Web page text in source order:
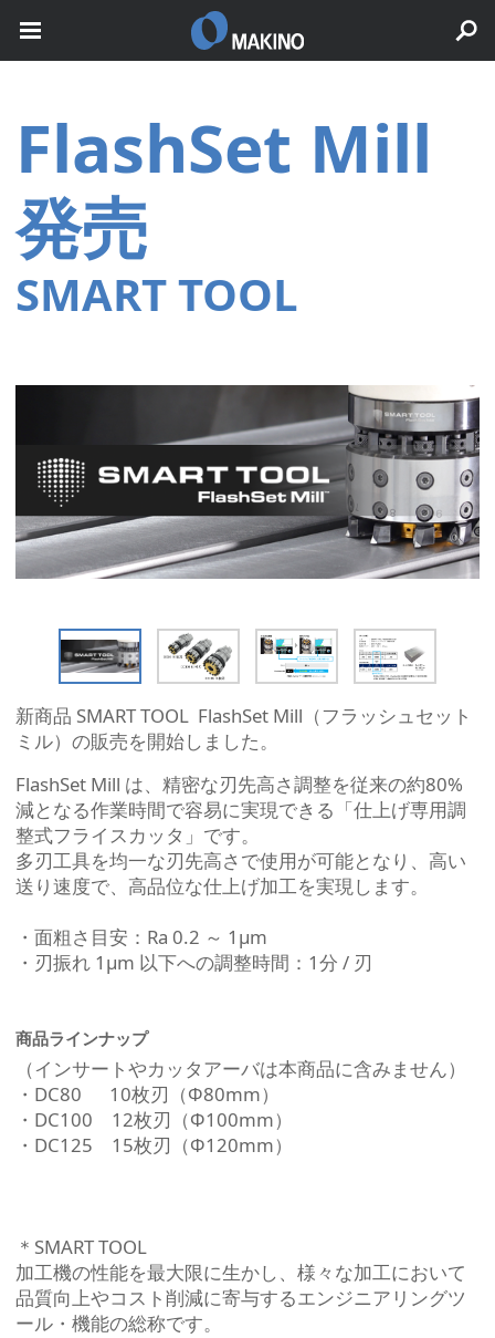
FlashSet Mill
発売
SMART TOOL
新商品 SMART TOOL FlashSet Mill（フラッシュセット
ミル）の販売を開始しました。
FlashSet Mill は、精密な刃先高さ調整を従来の約80%
減となる作業時間で容易に実現できる「仕上げ専用調
整式フライスカッタ」です。
多刃工具を均一な刃先高さで使用が可能となり、高い
送り速度で、高品位な仕上げ加工を実現します。
・面粗さ目安：Ra 0.2 ～ 1μm
・刃振れ 1μm 以下への調整時間：1分 / 刃
商品ラインナップ
（インサートやカッタアーバは本商品に含みません）
・DC80 10枚刃（Φ80mm）
・DC100 12枚刃（Φ100mm）
・DC125 15枚刃（Φ120mm）
＊SMART TOOL
加工機の性能を最大限に生かし、様々な加工において
品質向上やコスト削減に寄与するエンジニアリングツ
ール・機能の総称です。